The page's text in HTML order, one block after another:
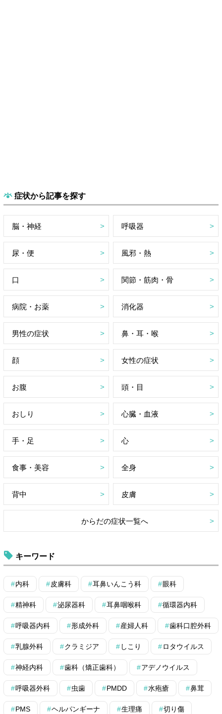
症状から記事を探す
脳・神経 呼吸器
尿・便 風邪・熱
口 関節・筋肉・骨
病院・お薬 消化器
男性の症状 鼻・耳・喉
顔 女性の症状
お腹 頭・目
おしり 心臓・血液
手・足 心
食事・美容 全身
背中 皮膚
からだの症状一覧へ
キーワード
内科 皮膚科 耳鼻いんこう科 眼科
精神科 泌尿器科 耳鼻咽喉科 循環器内科
呼吸器内科 形成外科 産婦人科 歯科口腔外科
乳腺外科 クラミジア しこり ロタウイルス
神経内科 歯科（矯正歯科） アデノウイルス
呼吸器外科 虫歯 PMDD 水疱瘡 鼻茸
PMS ヘルパンギーナ 生理痛 切り傷